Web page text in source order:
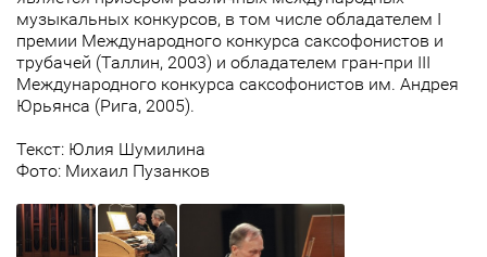
музыкальных конкурсов, в том числе обладателем I
премии Международного конкурса саксофонистов и
трубачей (Таллин, 2003) и обладателем гран-при III
Международного конкурса саксофонистов им. Андрея
Юрьянса (Рига, 2005).
Текст: Юлия Шумилина
Фото: Михаил Пузанков